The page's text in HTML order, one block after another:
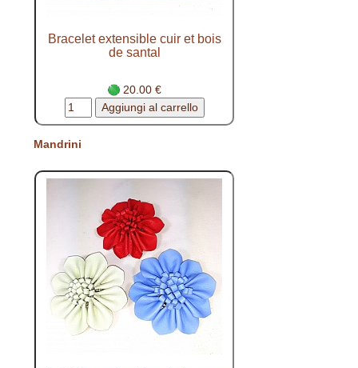
Bracelet extensible cuir et bois
de santal
20.00 €
Mandrini